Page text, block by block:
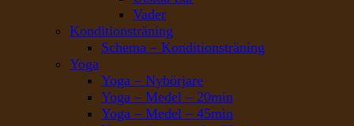
Vader
Konditionsträning
Schema – Konditionsträning
Yoga
Yoga – Nybörjare
Yoga – Medel – 20min
Yoga – Medel – 45min